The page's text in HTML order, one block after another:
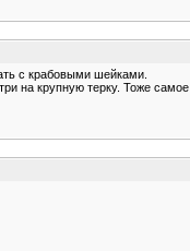
с крабовыми шейками.
на крупную терку. Тоже